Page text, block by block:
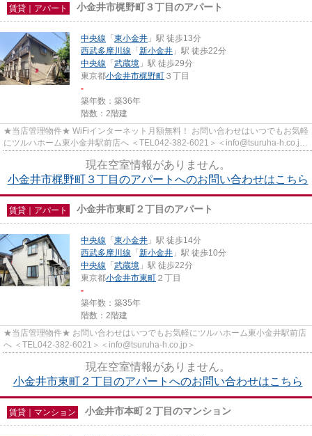
賃貸｜アパート 小金井市梶野町３丁目のアパート
中央線 「 東小金井 」駅 徒歩13分
西武多摩川線 「 新小金井 」駅 徒歩22分
中央線 「 武蔵境 」駅 徒歩29分
東京都小金井市梶野町 ３丁目
-
築年数：築36年
階数：2階建
★当店管理物件★ WiFiインターネット月額無料！ お問い合わせはいつでもお気軽
にツルハホーム東小金井駅前店へ ＜TEL042-382-6021＞＜info@tsuruha-h.co.jp
現在空室情報がありません。
小金井市梶野町３丁目のアパートへのお問い合わせはこちら
賃貸｜アパート 小金井市東町２丁目のアパート
中央線 「 東小金井 」駅 徒歩14分
西武多摩川線 「 新小金井 」駅 徒歩10分
中央線 「 武蔵境 」駅 徒歩22分
東京都小金井市東町 ２丁目
-
築年数：築35年
階数：2階建
★当店管理物件★ お問い合わせはいつでもお気軽にツルハホーム東小金井駅前店
へ ＜TEL042-382-6021＞＜info@tsuruha-h.co.jp＞
現在空室情報がありません。
小金井市東町２丁目のアパートへのお問い合わせはこちら
賃貸｜マンション 小金井市本町２丁目のマンション